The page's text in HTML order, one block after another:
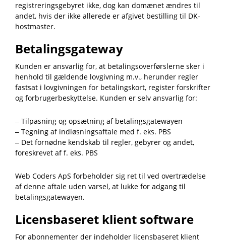
registreringsgebyret ikke, dog kan domænet ændres til
andet, hvis der ikke allerede er afgivet bestilling til DK-
hostmaster.
Betalingsgateway
Kunden er ansvarlig for, at betalingsoverførslerne sker i
henhold til gældende lovgivning m.v., herunder regler
fastsat i lovgivningen for betalingskort, register forskrifter
og forbrugerbeskyttelse. Kunden er selv ansvarlig for:
– Tilpasning og opsætning af betalingsgatewayen
– Tegning af indløsningsaftale med f. eks. PBS
– Det fornødne kendskab til regler, gebyrer og andet,
foreskrevet af f. eks. PBS
Web Coders ApS forbeholder sig ret til ved overtrædelse
af denne aftale uden varsel, at lukke for adgang til
betalingsgatewayen.
Licensbaseret klient software
For abonnementer der indeholder licensbaseret klient